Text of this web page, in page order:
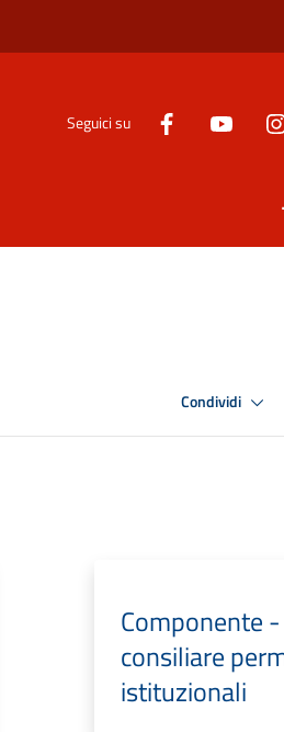
Seguici su
Condividi
Componente
consiliare
istituzionali